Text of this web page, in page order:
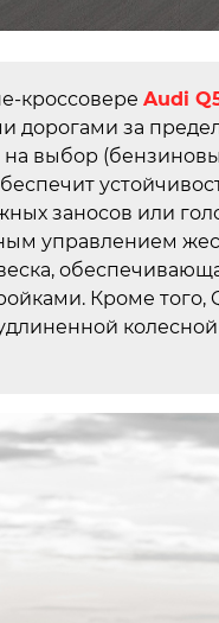
кроссовере Audi
дорогами за
выбор
заносов или
управлением
Кроме